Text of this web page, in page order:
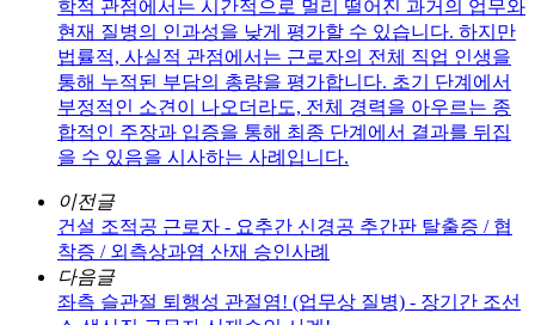
학적 관점에서는 시간적으로 멀리 떨어진 과거의 업무와
현재 질병의 인과성을 낮게 평가할 수 있습니다. 하지만
법률적, 사실적 관점에서는 근로자의 전체 직업 인생을
통해 누적된 부담의 총량을 평가합니다. 초기 단계에서
부정적인 소견이 나오더라도, 전체 경력을 아우르는 종
합적인 주장과 입증을 통해 최종 단계에서 결과를 뒤집
을 수 있음을 시사하는 사례입니다.
이전글
건설 조적공 근로자 - 요추간 신경공 추간판 탈출증 / 협
착증 / 외측상과염 산재 승인사례
다음글
좌측 슬관절 퇴행성 관절염! (업무상 질병) - 장기간 조선